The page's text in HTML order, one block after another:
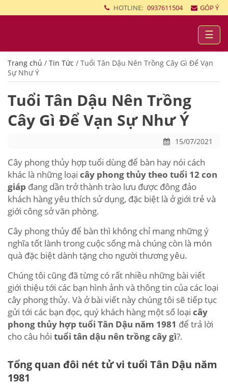
HOTLINE: 0937611504 GÓP Ý
☰
Trang chủ / Tin Tức / Tuổi Tân Dậu Nên Trồng Cây Gì Để Vạn
Sự Như Ý
Tuổi Tân Dậu Nên Trồng
Cây Gì Để Vạn Sự Như Ý
15/07/2021
Cây phong thủy hợp tuổi dùng để bàn hay nói cách
khác là những loại cây phong thủy theo tuổi 12 con
giáp đang dần trở thành trào lưu được đông đảo
khách hàng yêu thích sử dụng, đặc biệt là ở giới trẻ và
giới công sở văn phòng.
Cây phong thủy để bàn thì không chỉ mang những ý
nghĩa tốt lành trong cuộc sống mà chúng còn là món
quà đặc biệt dành tặng cho người thương yêu.
Chúng tôi cũng đã từng có rất nhiều những bài viết
giới thiệu tới các bạn hình ảnh và thông tin của các loại
cây phong thủy. Và ở bài viết này chúng tôi sẽ tiếp tục
gửi tới các bạn đọc, quý khách hàng một số loại cây
phong thủy hợp tuổi Tân Dậu năm 1981 để trả lời
cho câu hỏi tuổi tân dậu nên trồng cây gì?.
Tổng quan đôi nét tử vi tuổi Tân Dậu năm
1981